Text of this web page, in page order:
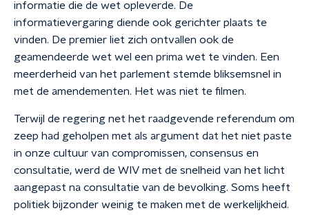
informatie die de wet opleverde. De
informatievergaring diende ook gerichter plaats te
vinden. De premier liet zich ontvallen ook de
geamendeerde wet wel een prima wet te vinden. Een
meerderheid van het parlement stemde bliksemsnel in
met de amendementen. Het was niet te filmen.
Terwijl de regering net het raadgevende referendum om
zeep had geholpen met als argument dat het niet paste
in onze cultuur van compromissen, consensus en
consultatie, werd de WIV met de snelheid van het licht
aangepast na consultatie van de bevolking. Soms heeft
politiek bijzonder weinig te maken met de werkelijkheid.